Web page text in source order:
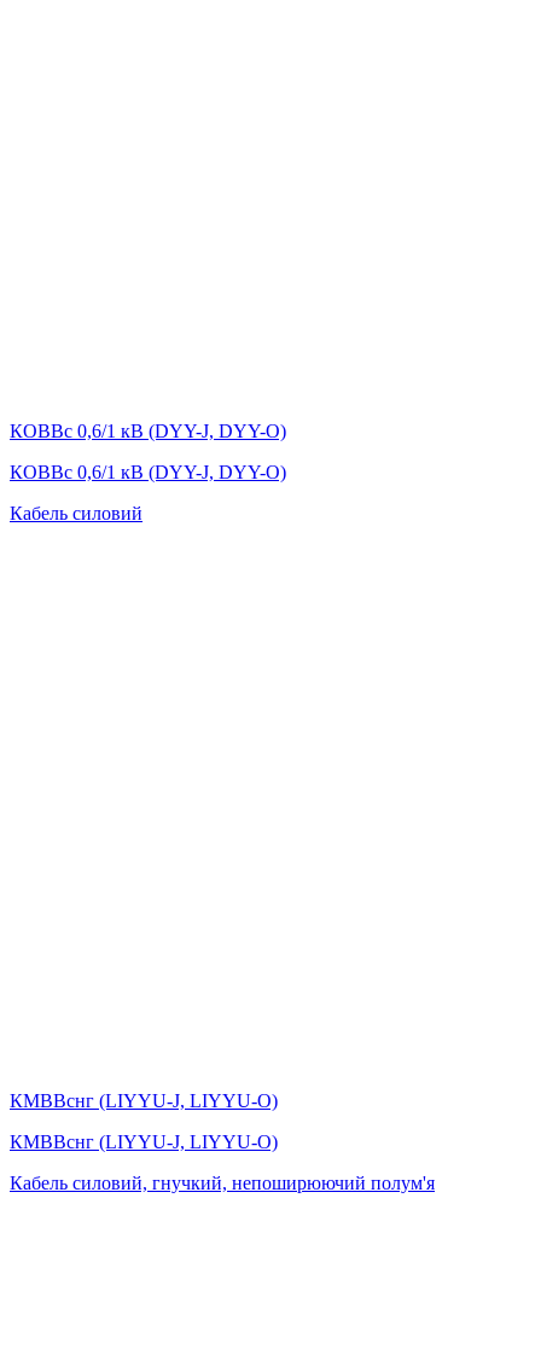
КОВВс 0,6/1 кВ (DYY-J, DYY-O)
КОВВс 0,6/1 кВ (DYY-J, DYY-O)
Кабель силовий
КМВВснг (LIYYU-J, LIYYU-O)
КМВВснг (LIYYU-J, LIYYU-O)
Кабель силовий, гнучкий, непоширюючий полум'я